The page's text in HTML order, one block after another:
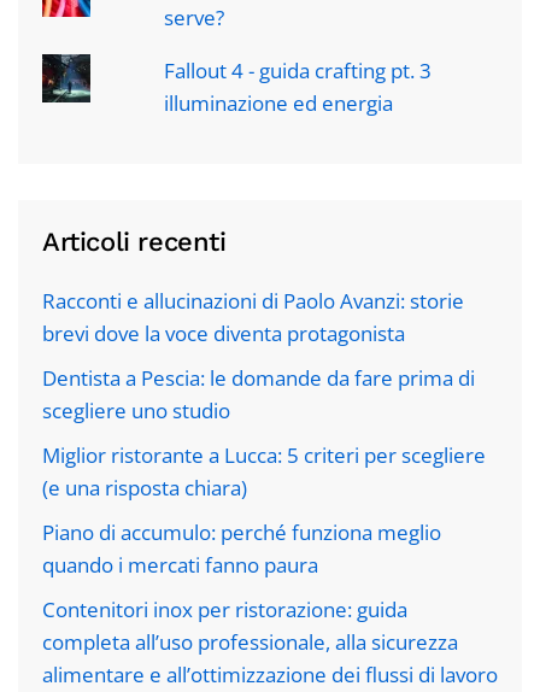
serve?
Fallout 4 - guida crafting pt. 3
illuminazione ed energia
Articoli recenti
Racconti e allucinazioni di Paolo Avanzi: storie
brevi dove la voce diventa protagonista
Dentista a Pescia: le domande da fare prima di
scegliere uno studio
Miglior ristorante a Lucca: 5 criteri per scegliere
(e una risposta chiara)
Piano di accumulo: perché funziona meglio
quando i mercati fanno paura
Contenitori inox per ristorazione: guida
completa all’uso professionale, alla sicurezza
alimentare e all’ottimizzazione dei flussi di lavoro